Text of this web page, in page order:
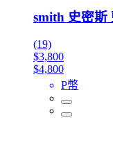
smith 史密斯
(19)
$3,800
$4,800
P幣